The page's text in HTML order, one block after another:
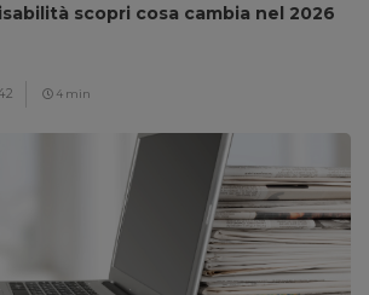
scopri cosa cambia nel 2026
4 min